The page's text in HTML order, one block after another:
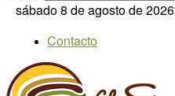
sábado 8 de agosto de 2026
Contacto